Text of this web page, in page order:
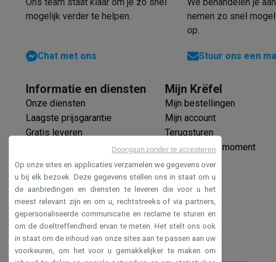
Koken & stomenMulticookers Rijst- en stoomkokers
Raclette
Koude drankenJuicers BruiswatermachinesWaterfilterkannen
DessertsWafelijzersIjsmachines Pannenkoekenmakers
Smart gardenBinnentuin Compost machines
Huishouden & airco
StofzuigenStofzuigers RobotstofzuigersSteelstofzuigers
RobotstofzuigersDweilrobots Robotmaaiers
SchoonmakenVloerreinigersStoomreinigersTapijtreinigers
StrijkenStoomgenerators StrijkijzersKledingstomers Actieve
NaaienNaaimachinesAccessoires
Verkoelen Mobiele airco’sAircoolers Ventilators
Luchtbehandeling
Luchtbevochtigers
VerwarmenElektrische verwarmingElektrische dekens
Wassen & drogenWasmachinesDroogkastenWasmachine en
mogelijk verder te helpen.
Chat met ons
nemen zo snel
op.
Stuur ons een
Informatie en diensten
Onze diensten
Laagste prijsgarantie
Gratis leveren
Ecocheques
Veilig betalen
Toegankelijkheidsverklaring
Mijn Krëfel
Mijn bestellingen
Mijn account
Terugsturen
Mijn leveringsmoment
Op onze sites en applicaties verzamelen we gegevens over
u bij elk bezoek. Deze gegevens stellen ons in staat om u
de aanbiedingen en diensten te leveren die voor u het
meest relevant zijn en om u, rechtstreeks of via partners,
gepersonaliseerde communicatie en reclame te sturen en
om de doeltreffendheid ervan te meten. Het stelt ons ook
in staat om de inhoud van onze sites aan te passen aan uw
voorkeuren, om het voor u gemakkelijker te maken om
Doorgaan zonder te accepteren